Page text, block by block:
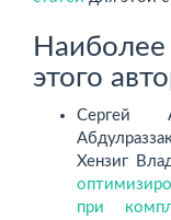
этого
Сергей
Хензиг
при